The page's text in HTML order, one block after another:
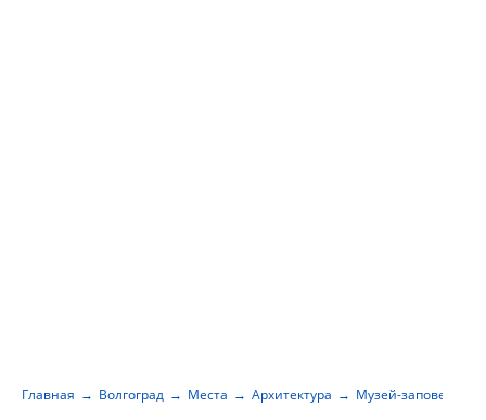
Главная Волгоград Места Архитектура Музей-заповедник